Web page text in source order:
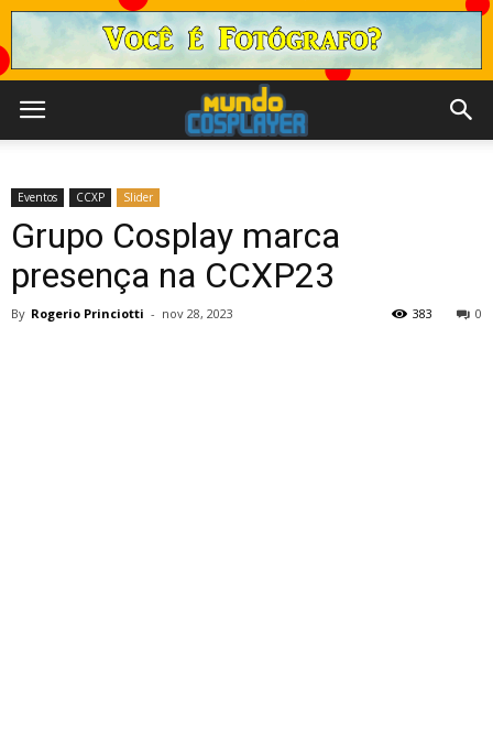
Eventos CCXP Slider
Grupo Cosplay marca
presença na CCXP23
By Rogerio Princiotti - nov 28, 2023 0
383